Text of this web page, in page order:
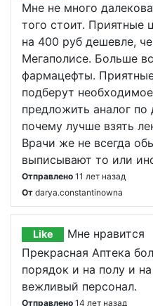
Мне не много
того стоит. Приятные
на 400 руб дешевле,
Мегаполисе. Больше
фармацефты.
подберут
предложить аналог по
почему лучше взять
Врачи же не всегда
выписывают то или
Отправлено 11 лет назад
От darya.constantinowna
Like
Мне нравится
Прекрасная Аптека
порядок и на полу и
вежливый персонал.
Отправлено 14 лет назад